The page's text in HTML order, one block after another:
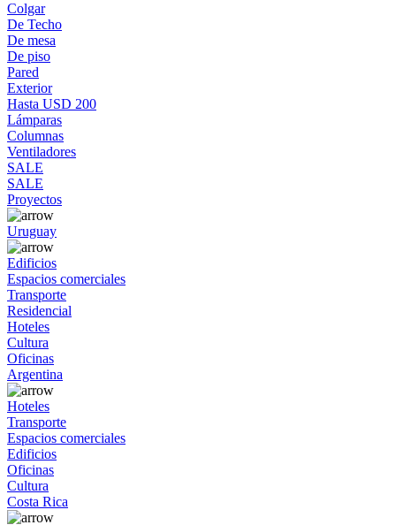
Colgar
De Techo
De mesa
De piso
Pared
Exterior
Hasta USD 200
Lámparas
Columnas
Ventiladores
SALE
SALE
Proyectos
Uruguay
Edificios
Espacios comerciales
Transporte
Residencial
Hoteles
Cultura
Oficinas
Argentina
Hoteles
Transporte
Espacios comerciales
Edificios
Oficinas
Cultura
Costa Rica